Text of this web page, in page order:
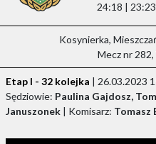
24:18 |
Kosynierka,
Mecz nr
Etap I - 32 kolejka | 26.03.2023
Sędziowie: Paulina Gajdosz,
Januszonek | Komisarz: Tomasz